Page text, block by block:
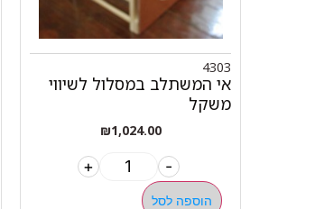
4303
אי המשתלב במסלול לשיווי
משקל
₪1,024.00
-
+
הוספה לסל